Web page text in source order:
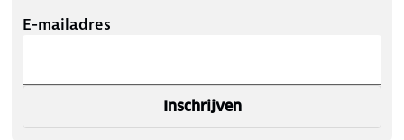
E-mailadres
Inschrijven